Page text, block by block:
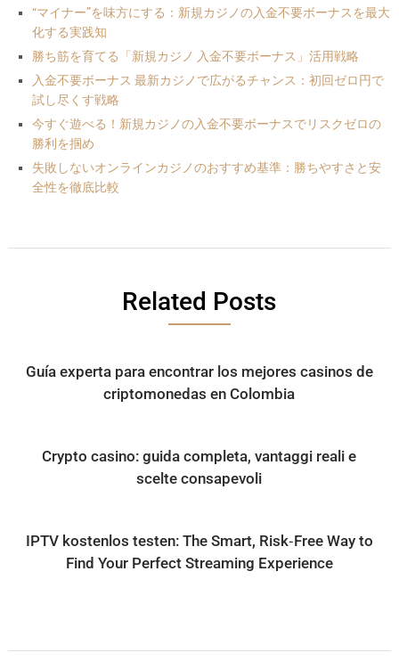
“マイナー”を味方にする：新規カジノの入金不要ボーナスを最大
化する実践知
勝ち筋を育てる「新規カジノ 入金不要ボーナス」活用戦略
入金不要ボーナス 最新カジノで広がるチャンス：初回ゼロ円で
試し尽くす戦略
今すぐ遊べる！新規カジノの入金不要ボーナスでリスクゼロの
勝利を掴め
失敗しないオンラインカジノのおすすめ基準：勝ちやすさと安
全性を徹底比較
Related Posts
Guía experta para encontrar los mejores casinos de
criptomonedas en Colombia
Crypto casino: guida completa, vantaggi reali e
scelte consapevoli
IPTV kostenlos testen: The Smart, Risk‑Free Way to
Find Your Perfect Streaming Experience